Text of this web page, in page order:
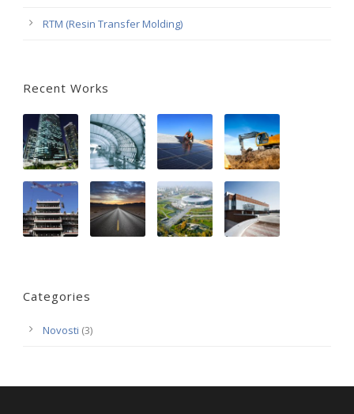
RTM (Resin Transfer Molding)
Recent Works
Categories
Novosti (3)